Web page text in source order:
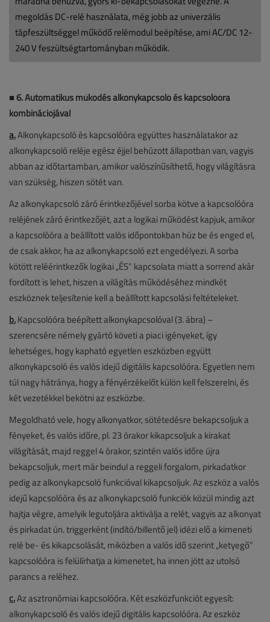
megoldás DC-relé használata, még jobb az univerzális
tápfeszültséggel működő relémodul beépítése, ami AC/DC 12-
240 V feszültségtartományban működik.
■6. Automatikus működés alkonykapcsoló és kapcsolóóra
kombinációjával
a.Alkonykapcsoló és kapcsolóóra együttes használatakor az
alkonykapcsoló reléje egész éjjel behúzott állapotban van, vagyis
abban az időtartamban, amikor valószínűsíthető, hogy világításra
van szükség, hiszen sötét van.
Az alkonykapcsoló záró érintkezőjével sorba kötve a kapcsolóóra
reléjének záró érintkezőjét, azt a logikai működést kapjuk, amikor
a kapcsolóóra a beállított valós időpontokban húz be és enged el,
de csak akkor, ha az alkonykapcsoló ezt engedélyezi. A sorba
kötött reléérintkezők logikai „ÉS” kapcsolata miatt a sorrend akár
fordított is lehet, hiszen a világítás működéséhez mindkét
eszköznek teljesítenie kell a beállított kapcsolási feltételeket.
b.Kapcsolóóra beépített alkonykapcsolóval (3. ábra) –
szerencsére némely gyártó követi a piaci igényeket, így
lehetséges, hogy kapható egyetlen eszközben együtt
alkonykapcsoló és valós idejű digitális kapcsolóóra. Egyetlen nem
túl nagy hátránya, hogy a fényérzékelőt külön kell felszerelni, és
két vezetékkel bekötni az eszközbe.
Megoldható vele, hogy alkonyatkor, sötétedésre bekapcsoljuk a
fényeket, és valós időre, pl. 23 órakor kikapcsoljuk a kirakat
világítását, majd reggel 4 órakor, szintén valós időre újra
bekapcsoljuk, mert már beindul a reggeli forgalom, pirkadatkor
pedig az alkonykapcsoló funkcióval kikapcsoljuk. Az eszköz a valós
idejű kapcsolóóra és az alkonykapcsoló funkciók közül mindig azt
hajtja végre, amelyik legutoljára aktiválja a relét, vagyis az alkonyat
és pirkadat ún. triggerként (indító/billentő jel) idézi elő a kimeneti
relé be- és kikapcsolását, miközben a valós idő szerint „ketyegő”
kapcsolóóra is felülírhatja a kimenetet, ha innen jött az utolsó
parancs a reléhez.
c.Az asztronómiai kapcsolóóra. Két eszközfunkciót egyesít:
alkonykapcsoló és valós idejű digitális kapcsolóóra. Az eszköz